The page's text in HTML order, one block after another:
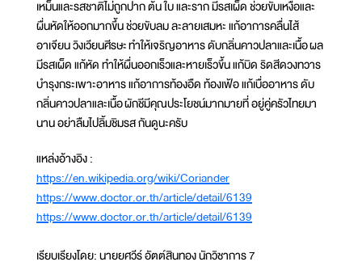
เหม็นและรสชาติไม่ถูกปาก ต้น ใบ และราก มีรสเผ็ด ช่วยขับเหงื่อและ
ผื่นหัดให้ออกมากขึ้น ช่วยขับลม ละลายเสมหะ แก้อาการคลื่นไส้
อาเจียน วิงเวียนศีรษะ ทำให้เจริญอาหาร ดับกลิ่นคาวปลาและเนื้อ ผล
มีรสเผ็ด แก้หัด ทำให้ผื่นออกเร็วและหายเร็วขึ้น แก้บิด ริดสีดวงทวาร
บำรุงกระเพาะอาหาร แก้อาการท้องอืด ท้องเฟ้อ แก้เบื่ออาหาร ดับ
กลิ่นคาวปลาและเนื้อ ผักชีมีคุณประโยชน์มากมายที่ อยู่คู่ครัวไทยมา
นาน อย่าลืมไปลิ้มชิมรส กันดูนะครับ
แหล่งอ้างอิง :
https://en.wikipedia.org/wiki/Coriander
https://www.doctor.or.th/article/detail/6139
https://www.doctor.or.th/article/detail/6139
เรียบเรียงโดย: นายยศวีร์ อัตต์สินทอง นักวิชาการ 7